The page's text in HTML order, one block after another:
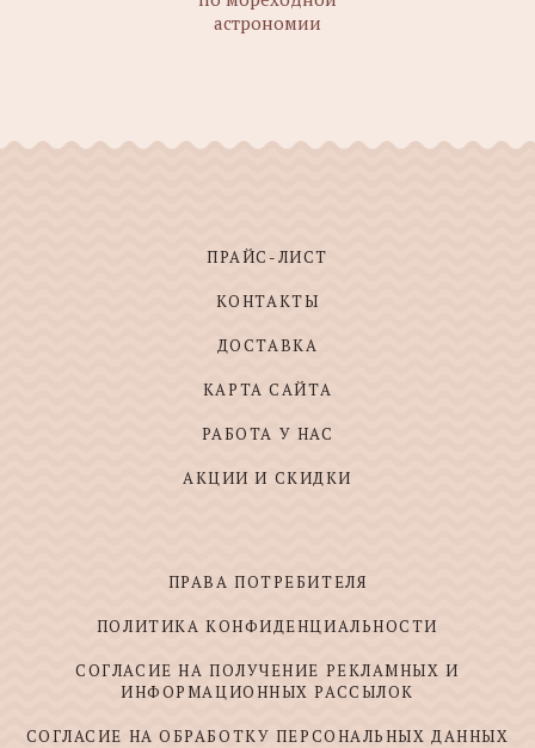
астрономии
ПРАЙС-ЛИСТ
КОНТАКТЫ
ДОСТАВКА
КАРТА САЙТА
РАБОТА У НАС
АКЦИИ И СКИДКИ
ПРАВА ПОТРЕБИТЕЛЯ
ПОЛИТИКА КОНФИДЕНЦИАЛЬНОСТИ
СОГЛАСИЕ НА ПОЛУЧЕНИЕ РЕКЛАМНЫХ И
ИНФОРМАЦИОННЫХ РАССЫЛОК
СОГЛАСИЕ НА ОБРАБОТКУ ПЕРСОНАЛЬНЫХ ДАННЫХ